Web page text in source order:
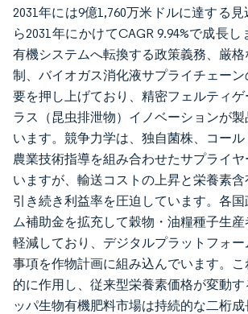
2031年には9億1,760万米ドルに達する
ら2031年にかけてCAGR 9.94%で成長
有機システムへ転換する政策義務、厳
制、バイオガス消化液サプライチェー
要を押し上げており、精密フェルティ
ラス（昆虫排泄物）イノベーションが
います。競争力学は、独自菌株、コール
農業技術指導を組み合わせたサプライ
いますが、輸送コストの上昇と栄養素
引き続き利益率を圧迫しています。各
ム補助金を拡充して穀物・油糧種子生
軽減しており、デジタルプラットフォ
事項を作物計画に組み込んでいます。
的に作用し、従来型栄養素価格が変動
ッパ生物有機肥料市場は持続的な二桁